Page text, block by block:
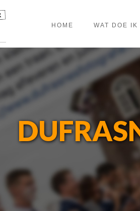
HOME WAT DOE IK